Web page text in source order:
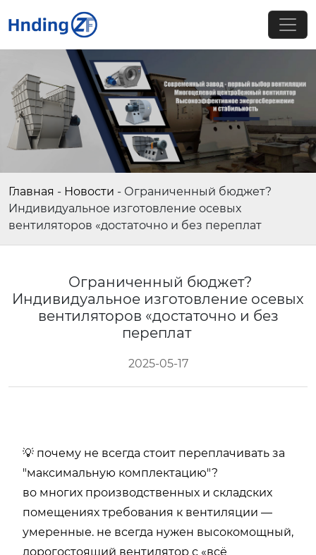
Главная - Новости - Ограниченный бюджет?
Индивидуальное изготовление осевых
вентиляторов «достаточно и без переплат
Ограниченный бюджет?
Индивидуальное изготовление осевых
вентиляторов «достаточно и без
переплат
2025-05-17
💡 почему не всегда стоит переплачивать за
"максимальную комплектацию"?
во многих производственных и складских
помещениях требования к вентиляции —
умеренные. не всегда нужен высокомощный,
дорогостоящий вентилятор с «всё